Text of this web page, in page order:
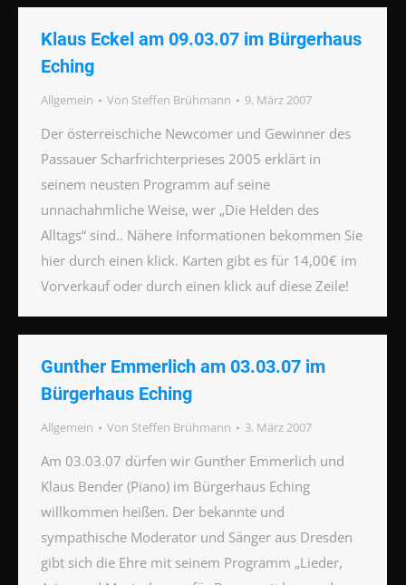
Klaus Eckel am 09.03.07 im Bürgerhaus
Eching
Allgemein Von Steffen Brühmann 9. März 2007
Der österreischiche Newcomer und Gewinner des
Passauer Scharfrichterprieses 2005 erklärt in
seinem neusten Programm auf seine
unnachahmliche Weise, wer „Die Helden des
Alltags“ sind.. Nähere Informationen bekommen Sie
hier durch einen klick. Karten gibt es für 14,00€ im
Vorverkauf oder durch einen klick auf diese Zeile!
Gunther Emmerlich am 03.03.07 im
Bürgerhaus Eching
Allgemein Von Steffen Brühmann 3. März 2007
Am 03.03.07 dürfen wir Gunther Emmerlich und
Klaus Bender (Piano) im Bürgerhaus Eching
willkommen heißen. Der bekannte und
sympathische Moderator und Sänger aus Dresden
gibt sich die Ehre mit seinem Programm „Lieder,